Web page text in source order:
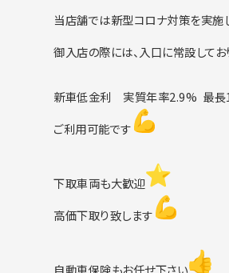
当店舗では新型コロナ対策を実施し
御入店の際には、入口に常設して
新車低金利 実質年率2.9% 最長
ご利用可能です
下取車両も大歓迎
高価下取り致します
自動車保険もお任せ下さい